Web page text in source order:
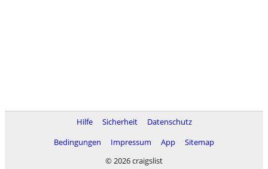
Hilfe Sicherheit
Datenschutz
Bedingungen
Impressum App
Sitemap
© 2026 craigslist